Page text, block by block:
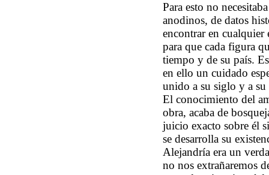
Para esto no
anodinos, de datos
encontrar en cualquier
para que cada figura
tiempo y de su país.
en ello un cuidado
unido a su siglo y a su
El conocimiento del
obra, acaba de
juicio exacto sobre él
se desarrolla su
Alejandría era un
no nos extrañaremos